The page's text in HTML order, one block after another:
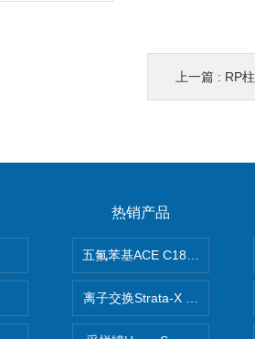
上一篇 : RP柱/
热销产品
五氟苯基ACE C18-PFP色谱柱
离子交换Strata-X SPE聚合物